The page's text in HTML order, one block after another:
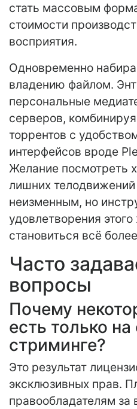
стать массовым
стоимости
восприятия.
Одновременно
владению файлом.
персональные
серверов,
торрентов с
интерфейсов вроде
Желание посмотреть
лишних телодвижений
неизменным, но
удовлетворения
становиться всё
Часто
вопросы
Почему
есть только
стриминге?
Это результат
эксклюзивных прав.
правообладателям за